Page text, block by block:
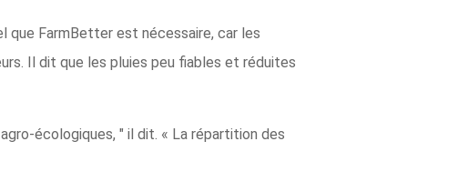
que FarmBetter est nécessaire, car les
Il dit que les pluies peu fiables et réduites
écologiques, " il dit. « La répartition des